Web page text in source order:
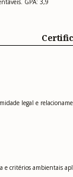
GPA: 3,9
legal e
critérios ambientais